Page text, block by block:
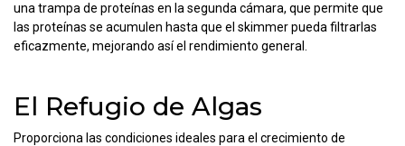
una trampa de proteínas en la segunda cámara, que permite que
las proteínas se acumulen hasta que el skimmer pueda filtrarlas
eficazmente, mejorando así el rendimiento general.
El Refugio de Algas
Proporciona las condiciones ideales para el crecimiento de